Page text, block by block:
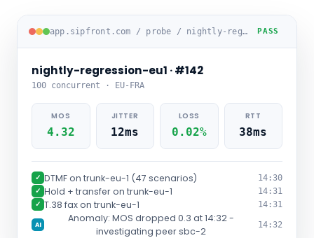
app.sipfront.com / probe / nightly-regression-eu1 PASS
nightly-regression-eu1 · #142
100 concurrent · EU-FRA
MOS
4.32
JITTER
12ms
LOSS
0.02%
RTT
38ms
✓ DTMF on trunk-eu-1 (47 scenarios) 14:30
✓ Hold + transfer on trunk-eu-1 14:31
✓ T.38 fax on trunk-eu-1 14:31
AI
Anomaly: MOS dropped 0.3 at 14:32 -
investigating peer sbc-2
14:32